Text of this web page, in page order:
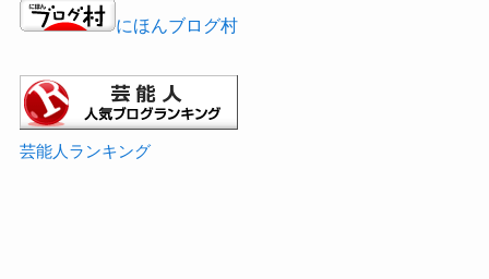
リ
ー
にほんブログ村
芸能人ランキング